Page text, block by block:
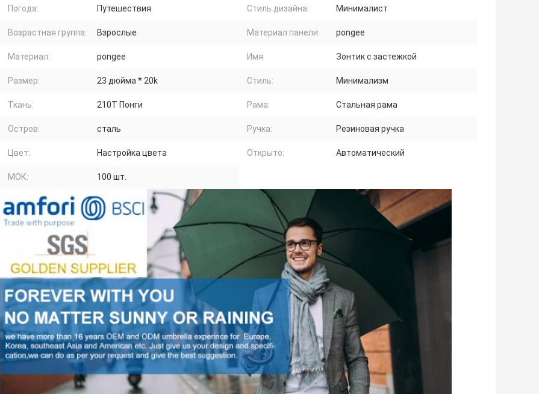
Погода: Путешествия Стиль дизайна: Минималист
Возрастная группа: Взрослые Материал панели: pongee
Материал: pongee Имя: Зонтик с застежкой
Размер: 23 дюйма * 20k Стиль: Минимализм
Ткань: 210T Понги Рама: Стальная рама
Остров: сталь Ручка: Резиновая ручка
Цвет: Настройка цвета Открыто: Автоматический
МОК: 100 шт.